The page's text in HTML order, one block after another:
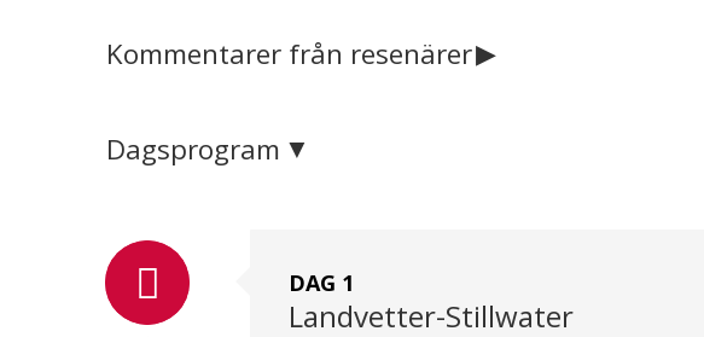
Kommentarer från resenärer
Dagsprogram
DAG 1
Landvetter-Stillwater